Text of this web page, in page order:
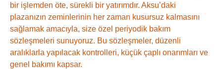
bir işlemden öte, sürekli bir yatırımdır. Aksu’daki
plazanızın zeminlerinin her zaman kusursuz kalmasını
sağlamak amacıyla, size özel periyodik bakım
sözleşmeleri sunuyoruz. Bu sözleşmeler, düzenli
aralıklarla yapılacak kontrolleri, küçük çaplı onarımları ve
genel bakımı kapsar.